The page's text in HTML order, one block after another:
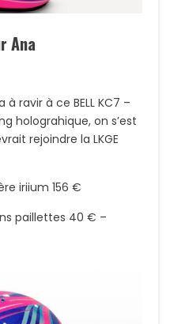
Ana
ravir à ce BELL KC7 –
holograhique, on s’est
rejoindre la LKGE
iriium 156 €
paillettes 40 € –